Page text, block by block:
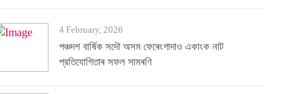
4 February, 2026
পঞ্চদশ বার্ষিক সদৌ অসম ফেৰেংগাদাও একাংক নাট
প্রতিযোগিতাৰ সফল সামৰণি